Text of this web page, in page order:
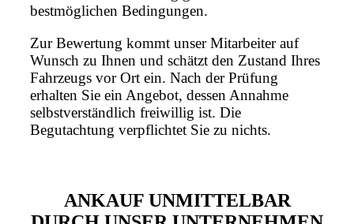
bestmöglichen Bedingungen.
Zur Bewertung kommt unser Mitarbeiter auf
Wunsch zu Ihnen und schätzt den Zustand Ihres
Fahrzeugs vor Ort ein. Nach der Prüfung
erhalten Sie ein Angebot, dessen Annahme
selbstverständlich freiwillig ist. Die
Begutachtung verpflichtet Sie zu nichts.
ANKAUF UNMITTELBAR